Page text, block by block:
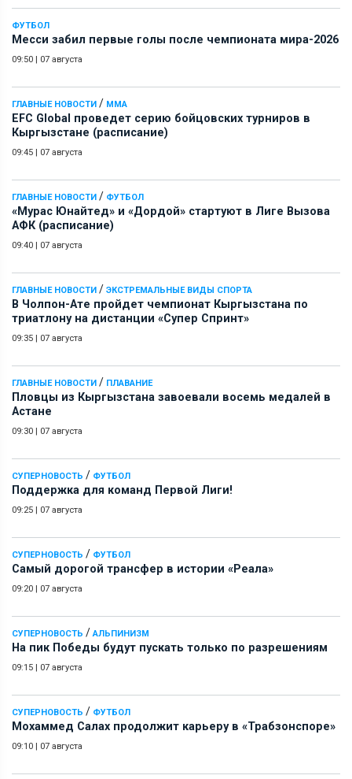
ФУТБОЛ
Месси забил первые голы после чемпионата мира-2026
09:50 | 07 августа
ГЛАВНЫЕ НОВОСТИ / ММА
EFC Global проведет серию бойцовских турниров в
Кыргызстане (расписание)
09:45 | 07 августа
ГЛАВНЫЕ НОВОСТИ / ФУТБОЛ
«Мурас Юнайтед» и «Дордой» стартуют в Лиге Вызова
АФК (расписание)
09:40 | 07 августа
ГЛАВНЫЕ НОВОСТИ / ЭКСТРЕМАЛЬНЫЕ ВИДЫ СПОРТА
В Чолпон-Ате пройдет чемпионат Кыргызстана по
триатлону на дистанции «Супер Спринт»
09:35 | 07 августа
ГЛАВНЫЕ НОВОСТИ / ПЛАВАНИЕ
Пловцы из Кыргызстана завоевали восемь медалей в
Астане
09:30 | 07 августа
СУПЕРНОВОСТЬ / ФУТБОЛ
Поддержка для команд Первой Лиги!
09:25 | 07 августа
СУПЕРНОВОСТЬ / ФУТБОЛ
Самый дорогой трансфер в истории «Реала»
09:20 | 07 августа
СУПЕРНОВОСТЬ / АЛЬПИНИЗМ
На пик Победы будут пускать только по разрешениям
09:15 | 07 августа
СУПЕРНОВОСТЬ / ФУТБОЛ
Мохаммед Салах продолжит карьеру в «Трабзонспоре»
09:10 | 07 августа